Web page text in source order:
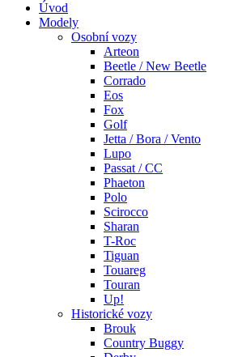
Úvod
Modely
Osobní vozy
Arteon
Beetle / New Beetle
Corrado
Eos
Fox
Golf
Jetta / Bora / Vento
Lupo
Passat / CC
Phaeton
Polo
Scirocco
Sharan
T-Roc
Tiguan
Touareg
Touran
Up!
Historické vozy
Brouk
Country Buggy